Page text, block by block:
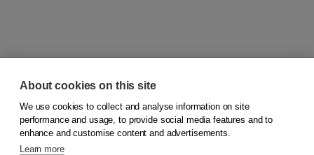
© 2026Koninklijke Boom uitgevers
About cookies on this site
We use cookies to collect and analyse information on site
performance and usage, to provide social media features and to
enhance and customise content and advertisements.
Learn more